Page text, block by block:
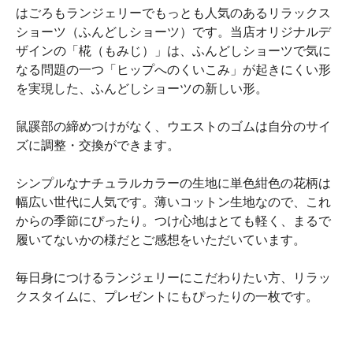
はごろもランジェリーでもっとも人気のあるリラックス
ショーツ（ふんどしショーツ）です。当店オリジナルデ
ザインの「椛（もみじ）」は、ふんどしショーツで気に
なる問題の一つ「ヒップへのくいこみ」が起きにくい形
を実現した、ふんどしショーツの新しい形。
鼠蹊部の締めつけがなく、ウエストのゴムは自分のサイ
ズに調整・交換ができます。
シンプルなナチュラルカラーの生地に単色紺色の花柄は
幅広い世代に人気です。薄いコットン生地なので、これ
からの季節にぴったり。つけ心地はとても軽く、まるで
履いてないかの様だとご感想をいただいています。
毎日身につけるランジェリーにこだわりたい方、リラッ
クスタイムに、プレゼントにもぴったりの一枚です。